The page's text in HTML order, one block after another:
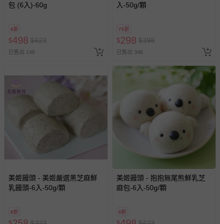
包 (6入)-60g
8折
$498 $623
已售出 148
入-50g/顆
75折
$298 $398
已售出 348
美姬饅頭 - 美姬嚴選黑芝麻鮮
乳饅頭-6入-50g/顆
8折
美姬饅頭 - 抱抱無尾熊鮮乳芝
麻包-6入-50g/顆
8折